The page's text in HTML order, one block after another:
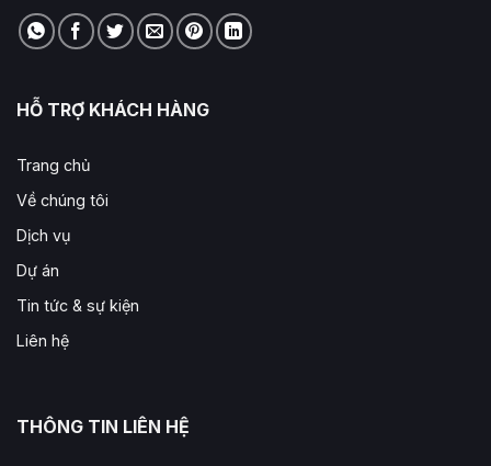
HỖ TRỢ KHÁCH HÀNG
Trang chủ
Về chúng tôi
Dịch vụ
Dự án
Tin tức & sự kiện
Liên hệ
THÔNG TIN LIÊN HỆ